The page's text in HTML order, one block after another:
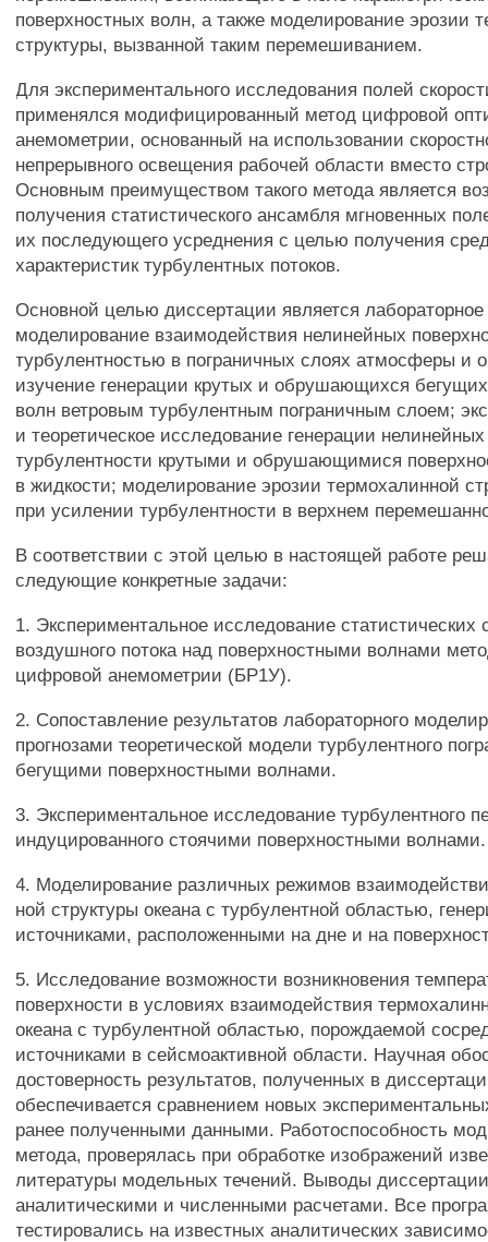
поверхностных волн, а также моделирование эрозии
структуры, вызванной таким перемешиванием.
Для экспериментального исследования полей
применялся модифицированный метод цифровой
анемометрии, основанный на использовании
непрерывного освещения рабочей области вместо
Основным преимуществом такого метода является
получения статистического ансамбля мгновенных
их последующего усреднения с целью получения
характеристик турбулентных потоков.
Основной целью диссертации является
моделирование взаимодействия нелинейных
турбулентностью в пограничных слоях атмосферы и
изучение генерации крутых и обрушающихся
волн ветровым турбулентным пограничным слоем;
и теоретическое исследование генерации
турбулентности крутыми и обрушающимися
в жидкости; моделирование эрозии термохалинной
при усилении турбулентности в верхнем
В соответствии с этой целью в настоящей работе
следующие конкретные задачи:
1. Экспериментальное исследование статистических
воздушного потока над поверхностными волнами
цифровой анемометрии (БР1У).
2. Сопоставление результатов лабораторного
прогнозами теоретической модели турбулентного
бегущими поверхностными волнами.
3. Экспериментальное исследование турбулентного
индуцированного стоячими поверхностными волнами.
4. Моделирование различных режимов
ной структуры океана с турбулентной областью,
источниками, расположенными на дне и на
5. Исследование возможности возникновения
поверхности в условиях взаимодействия
океана с турбулентной областью, порождаемой
источниками в сейсмоактивной области. Научная
достоверность результатов, полученных в
обеспечивается сравнением новых
ранее полученными данными. Работоспособность
метода, проверялась при обработке изображений
литературы модельных течений. Выводы
аналитическими и численными расчетами. Все
тестировались на известных аналитических